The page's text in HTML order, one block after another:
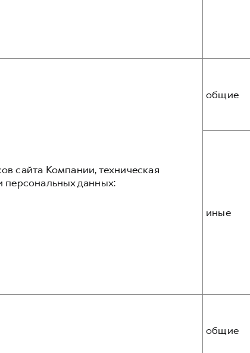
сайта Компании, техническая
персональных данных:
общие
иные
общие